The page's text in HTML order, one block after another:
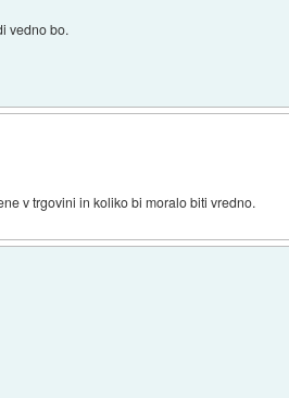
vedno bo.
v trgovini in koliko bi moralo biti vredno.